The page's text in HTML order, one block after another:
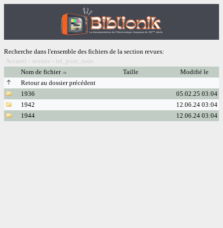
Recherche dans l'ensemble des fichiers de la section revues:
Accueil
> revues > tsf_pour_tous
Nom de fichier
Taille
Modifié le
Retour au dossier précédent
1936
05.02.25 03:04
1942
12.06.24 03:04
1944
12.06.24 03:04